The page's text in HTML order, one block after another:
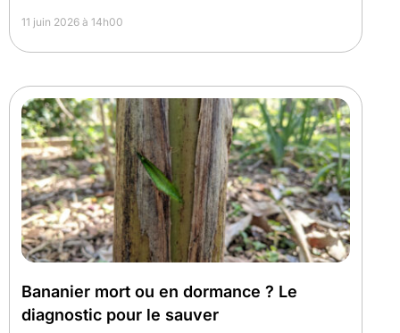
11 juin 2026 à 14h00
Bananier mort ou en dormance ? Le
diagnostic pour le sauver